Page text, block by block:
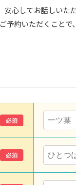
安心してお話しいた
ご予約いただくこと
必須
必須